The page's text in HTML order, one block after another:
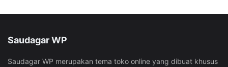
Saudagar WP
Saudagar WP merupakan tema toko online yang dibuat khusus